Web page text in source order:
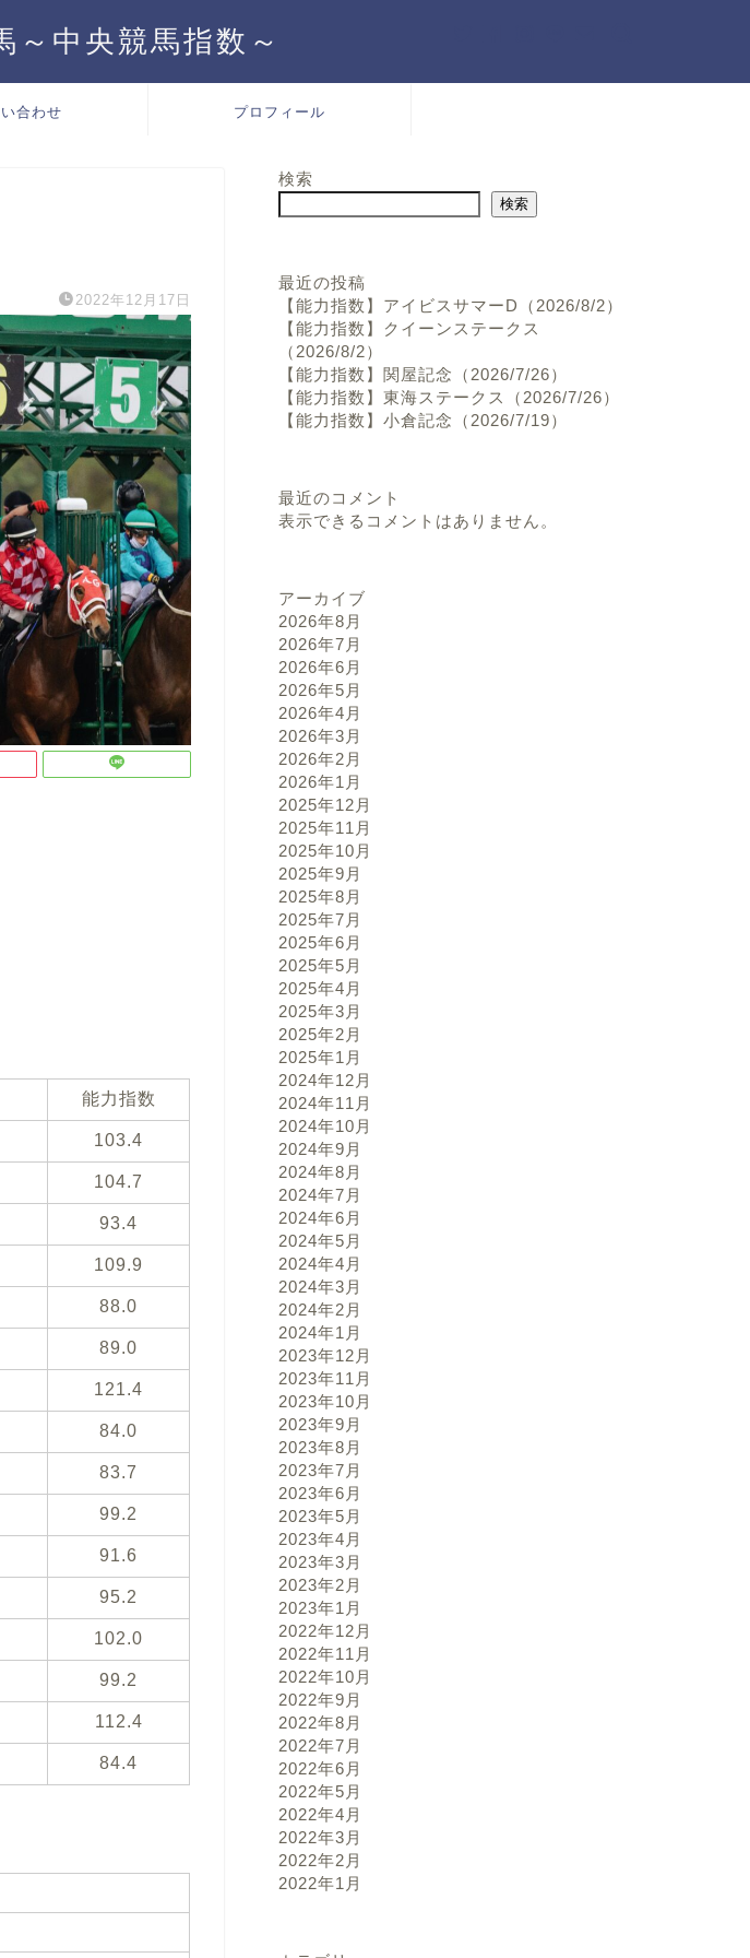
～中央競馬指数～
合わせ プロフィール
2022年12月17日
能力指数
103.4
104.7
93.4
109.9
88.0
89.0
121.4
84.0
83.7
99.2
91.6
95.2
102.0
99.2
112.4
84.4
検索
検索
最近の投稿
【能力指数】アイビスサマーD（2026/8/2）
【能力指数】クイーンステークス
（2026/8/2）
【能力指数】関屋記念（2026/7/26）
【能力指数】東海ステークス（2026/7/26）
【能力指数】小倉記念（2026/7/19）
最近のコメント
表示できるコメントはありません。
アーカイブ
2026年8月
2026年7月
2026年6月
2026年5月
2026年4月
2026年3月
2026年2月
2026年1月
2025年12月
2025年11月
2025年10月
2025年9月
2025年8月
2025年7月
2025年6月
2025年5月
2025年4月
2025年3月
2025年2月
2025年1月
2024年12月
2024年11月
2024年10月
2024年9月
2024年8月
2024年7月
2024年6月
2024年5月
2024年4月
2024年3月
2024年2月
2024年1月
2023年12月
2023年11月
2023年10月
2023年9月
2023年8月
2023年7月
2023年6月
2023年5月
2023年4月
2023年3月
2023年2月
2023年1月
2022年12月
2022年11月
2022年10月
2022年9月
2022年8月
2022年7月
2022年6月
2022年5月
2022年4月
2022年3月
2022年2月
2022年1月